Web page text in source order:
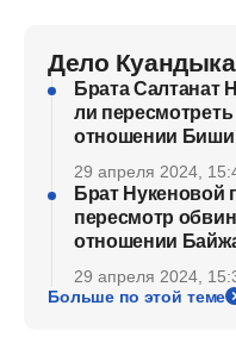
Дело
Брата Салтанат
ли
отношении
29 апреля 2024,
Брат Нукеновой
пересмотр
отношении
29 апреля 2024,
Больше по этой теме